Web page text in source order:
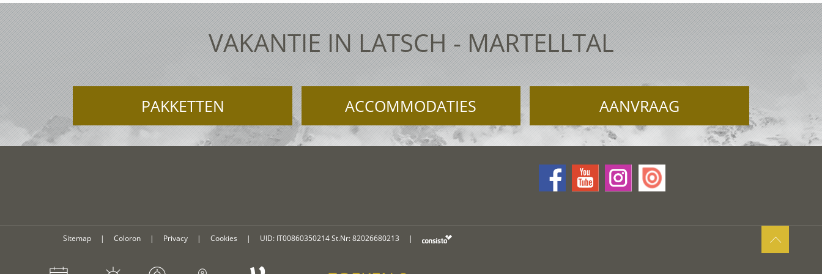
VAKANTIE IN LATSCH - MARTELLTAL
PAKKETTEN ACCOMMODATIES AANVRAAG
Sitemap | Coloron | Privacy | Cookies | UID: IT00860350214 St.Nr: 82026680213 |